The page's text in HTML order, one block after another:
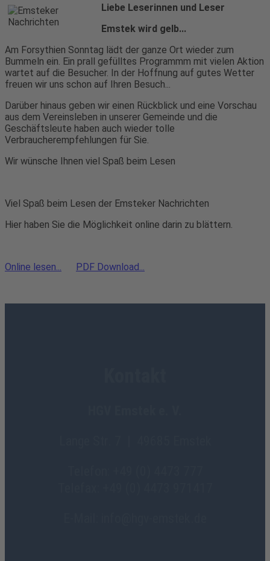
Liebe Leserinnen und Leser
Emstek wird gelb...
Am Forsythien Sonntag lädt der ganze Ort wieder zum
Bummeln ein. Ein prall gefülltes Programmm mit vielen Aktion
wartet auf die Besucher. In der Hoffnung auf gutes Wetter
freuen wir uns schon auf Ihren Besuch...
Darüber hinaus geben wir einen Rückblick und eine Vorschau
aus dem Vereinsleben in unserer Gemeinde und die
Geschäftsleute haben auch wieder tolle
Verbraucherempfehlungen für Sie.
Wir wünsche Ihnen viel Spaß beim Lesen
Viel Spaß beim Lesen der Emsteker Nachrichten
Hier haben Sie die Möglichkeit online darin zu blättern.
Online lesen... PDF Download...